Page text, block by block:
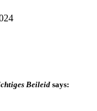
Beileid says: